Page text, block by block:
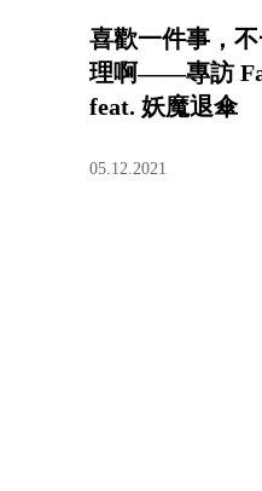
喜歡一件事，
理啊——專訪
feat. 妖魔退傘
05.12.2021